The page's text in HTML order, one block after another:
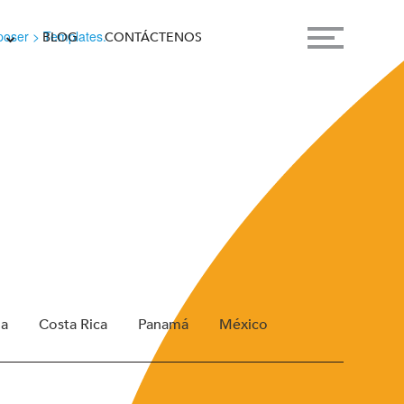
BLOG CONTÁCTENOS
> Templates.
Costa Rica Panamá México